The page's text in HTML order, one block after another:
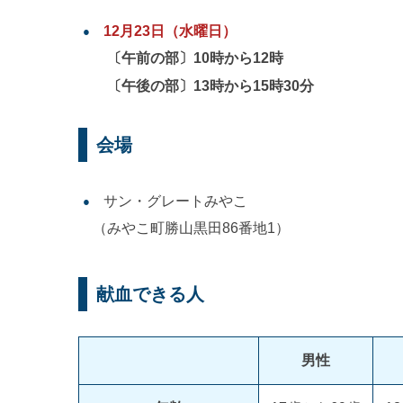
12月23日（水曜日）
〔午前の部〕10時から12時
〔午後の部〕13時から15時30分
会場
サン・グレートみやこ
（みやこ町勝山黒田86番地1）
献血できる人
男性